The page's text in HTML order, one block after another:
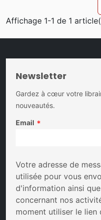
Affichage 1-1 de 1
Newsletter
Gardez à cœur votre
nouveautés.
Email *
Votre adresse de
utilisée pour vous
d'information ainsi
concernant nos
moment utiliser le lien